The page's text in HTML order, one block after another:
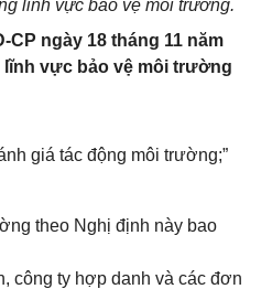
lĩnh vực bảo vệ môi trường.
ngày 18 tháng 11 năm
lĩnh vực bảo vệ môi trường
giá tác động môi trường;”
theo Nghị định này bao
công ty hợp danh và các đơn